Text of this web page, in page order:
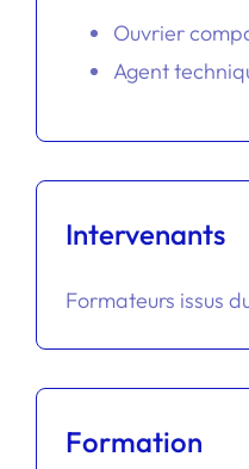
Ouvrier
Agent
Intervenants
Formateurs issus
Formation